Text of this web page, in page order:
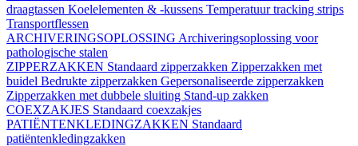
draagtassen Koelelementen & -kussens Temperatuur tracking strips
Transportflessen
ARCHIVERINGSOPLOSSING Archiveringsoplossing voor
pathologische stalen
ZIPPERZAKKEN Standaard zipperzakken Zipperzakken met
buidel Bedrukte zipperzakken Gepersonaliseerde zipperzakken
Zipperzakken met dubbele sluiting Stand-up zakken
COEXZAKJES Standaard coexzakjes
PATIËNTENKLEDINGZAKKEN Standaard
patiëntenkledingzakken